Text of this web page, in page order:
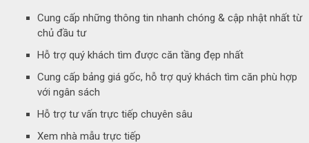
Cung cấp những thông tin nhanh chóng & cập nhật nhất từ
chủ đầu tư
Hỗ trợ quý khách tìm được căn tầng đẹp nhất
Cung cấp bảng giá gốc, hỗ trợ quý khách tìm căn phù hợp
với ngân sách
Hỗ trợ tư vấn trực tiếp chuyên sâu
Xem nhà mẫu trực tiếp